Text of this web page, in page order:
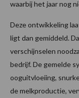
waarbij het jaar nog
Deze ontwikkeling
ligt dan gemiddeld.
verschijnselen
bedrijf. De gemelde
ooguitvloeiing,
de melkproductie,